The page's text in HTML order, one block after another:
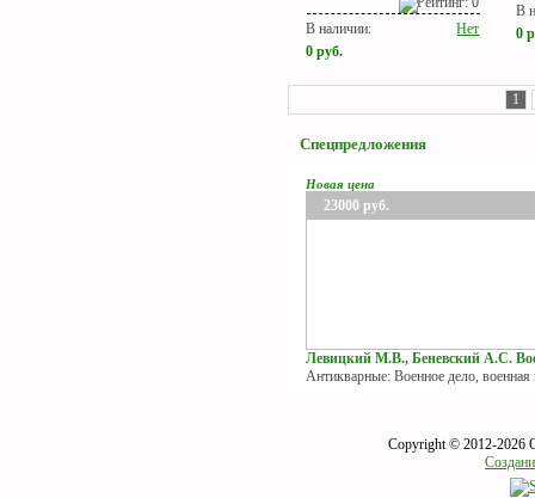
В наличии:
Нет
0руб.
В
0
1
Спецпредложения
Новая цена
23000 руб.
Левицкий М.В., Беневский А.С.
Антикварные: Военное дело, военная
Copyright © 2012-2026